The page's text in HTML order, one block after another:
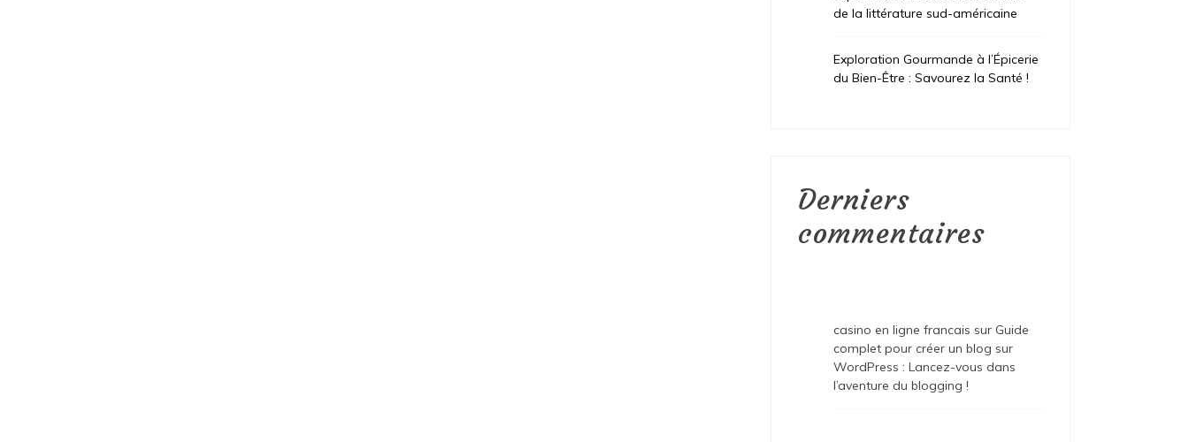
de la littérature sud-américaine
Exploration Gourmande à l’Épicerie
du Bien-Être : Savourez la Santé !
Derniers
commentaires
casino en ligne francais sur Guide
complet pour créer un blog sur
WordPress : Lancez-vous dans
l’aventure du blogging !